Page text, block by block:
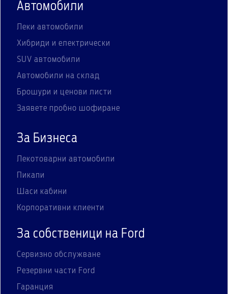
Автомобили
Леки автомобили
Хибриди и електрически
SUV автомобили
Автомобили на склад
Брошури и ценови листи
Заявете пробно шофиране
За Бизнеса
Лекотоварни автомобили
Пикапи
Шаси кабини
Корпоративни клиенти
За собственици на Ford
Сервизно обслужване
Резервни части Ford
Гаранция